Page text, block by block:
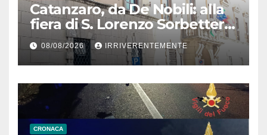
Catanzaro, da De Nobili: alla
fiera di S. Lorenzo Sorbetteria
Calabria Straordinaria e il
cabaret di Procopio
08/08/2026 IRRIVERENTEMENTE
CRONACA